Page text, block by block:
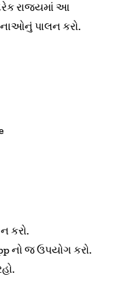
રાજ્યમાં આ
પાલન કરો.
કરો.
નો જ ઉપયોગ કરો.